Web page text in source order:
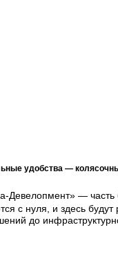
удобства —
Девелопмент» —
с нуля, и здесь
до